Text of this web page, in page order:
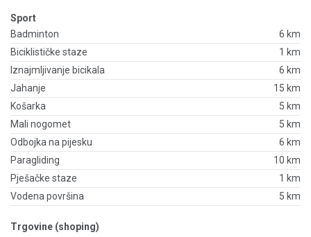
Sport
Badminton
6 km
Biciklističke staze
1 km
Iznajmljivanje bicikala
6 km
Jahanje
15 km
Košarka
5 km
Mali nogomet
5 km
Odbojka na pijesku
6 km
Paragliding
10 km
Pješačke staze
1 km
Vodena površina
5 km
Trgovine (shoping)